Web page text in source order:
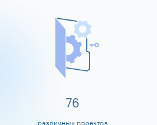
80
различных проектов